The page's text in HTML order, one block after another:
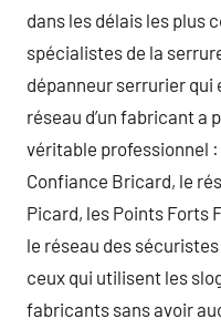
dans les délais les plus
spécialistes de la
dépanneur serrurier
réseau d’un fabricant a
véritable professionnel
Confiance Bricard, le
Picard, les Points Forts
le réseau des
ceux qui utilisent les
fabricants sans avoir